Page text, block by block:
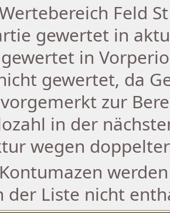
Feld
gewertet in
in
gewertet, da
zur
in der
wegen
Kontumazen
der Liste nicht